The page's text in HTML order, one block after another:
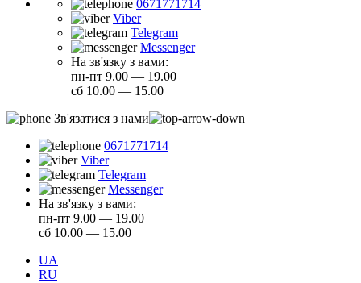
0671771714
Viber
Telegram
Messenger
На зв'язку з вами:
пн-пт 9.00 — 19.00
сб 10.00 — 15.00
Зв'язатися з нами
0671771714
Viber
Telegram
Messenger
На зв'язку з вами:
пн-пт 9.00 — 19.00
сб 10.00 — 15.00
UA
RU